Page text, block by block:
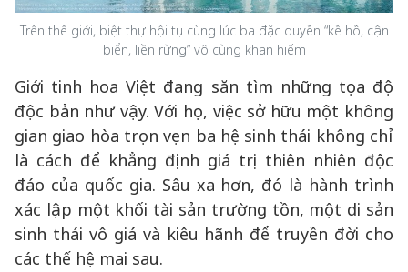
Trên thế giới, biệt thự hội tụ cùng lúc ba đặc quyền “kề hồ, cận
biển, liền rừng” vô cùng khan hiếm
Giới tinh hoa Việt đang săn tìm những tọa độ
độc bản như vậy. Với họ, việc sở hữu một không
gian giao hòa trọn vẹn ba hệ sinh thái không chỉ
là cách để khẳng định giá trị thiên nhiên độc
đáo của quốc gia. Sâu xa hơn, đó là hành trình
xác lập một khối tài sản trường tồn, một di sản
sinh thái vô giá và kiêu hãnh để truyền đời cho
các thế hệ mai sau.